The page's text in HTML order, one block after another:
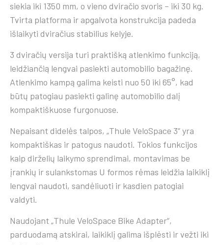
siekia iki 1350 mm, o vieno dviračio svoris – iki 30 kg.
Tvirta platforma ir apgalvota konstrukcija padeda
išlaikyti dviračius stabilius kelyje.
3 dviračių versija turi praktišką atlenkimo funkciją,
leidžiančią lengvai pasiekti automobilio bagažinę.
Atlenkimo kampą galima keisti nuo 50 iki 65°, kad
būtų patogiau pasiekti galinę automobilio dalį
kompaktiškuose furgonuose.
Nepaisant didelės talpos, „Thule VeloSpace 3“ yra
kompaktiškas ir patogus naudoti. Tokios funkcijos
kaip dirželių laikymo sprendimai, montavimas be
įrankių ir sulankstomas U formos rėmas leidžia laikiklį
lengvai naudoti, sandėliuoti ir kasdien patogiai
valdyti.
Naudojant „Thule VeloSpace Bike Adapter“,
parduodamą atskirai, laikiklį galima išplėsti ir vežti iki